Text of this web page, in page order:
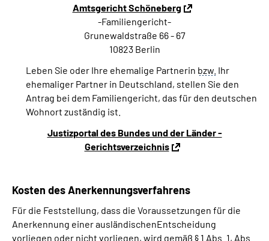
Amtsgericht Schöneberg
-Familiengericht-
Grunewaldstraße 66 - 67
10823 Berlin
Leben Sie oder Ihre ehemalige Partnerin bzw. Ihr
ehemaliger Partner in Deutschland, stellen Sie den
Antrag bei dem Familiengericht, das für den deutschen
Wohnort zuständig ist.
Justizportal des Bundes und der Länder -
Gerichtsverzeichnis
Kosten des Anerkennungsverfahrens
Für die Feststellung, dass die Voraussetzungen für die
Anerkennung einer ausländischenEntscheidung
vorliegen oder nicht vorliegen, wird gemäß § 1 Abs. 1, Abs.